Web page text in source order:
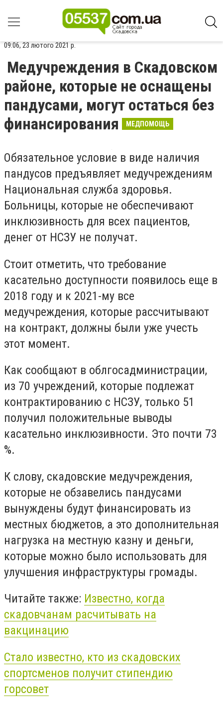
09:06, 23 лютого 2021 р.
Медучреждения в Скадовском
районе, которые не оснащены
пандусами, могут остаться без
финансирования
МЕДПОМОЩЬ
Обязательное условие в виде наличия
пандусов предъявляет медучреждениям
Национальная служба здоровья.
Больницы, которые не обеспечивают
инклюзивность для всех пациентов,
денег от НСЗУ не получат.
Стоит отметить, что требование
касательно доступности появилось еще в
2018 году и к 2021-му все
медучреждения, которые рассчитывают
на контракт, должны были уже учесть
этот момент.
Как сообщают в облгосадминистрации,
из 70 учреждений, которые подлежат
контрактированию с НСЗУ, только 51
получил положительные выводы
касательно инклюзивности. Это почти 73
%.
К слову, скадовские медучреждения,
которые не обзавелись пандусами
вынуждены будут финансировать из
местных бюджетов, а это дополнительная
нагрузка на местную казну и деньги,
которые можно было использовать для
улучшения инфраструктуры громады.
Читайте также: Известно, когда
скадовчанам расчитывать на
вакцинацию
Стало известно, кто из скадовских
спортсменов получит стипендию
горсовет